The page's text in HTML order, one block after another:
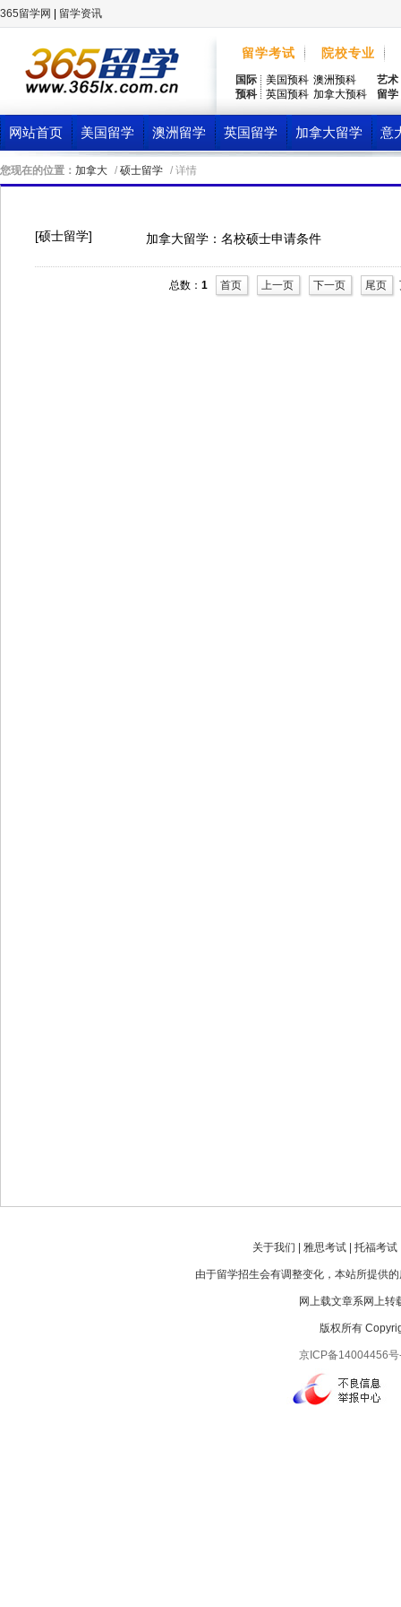
365留学网 留学资讯
留学考试 院校专业
国际
预科
美国预科 澳洲预科
英国预科 加拿大预科
艺术
留学
网站首页 美国留学 澳洲留学 英国留学 加拿大留学 意
您现在的位置： 加拿大 / 硕士留学 / 详情
[硕士留学] 加拿大留学：名校硕士申请条件
总数：1 首页 上一页 下一页 尾页
关于我们 | 雅思考试 | 托福考
由于留学招生会有调整变化，本站所提供
网上载文章系网上转
版权所有
京ICP备14004456